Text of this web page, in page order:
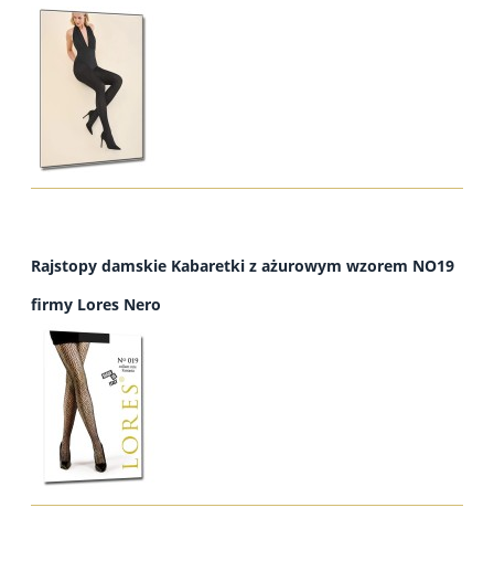
Rajstopy damskie Kabaretki z ażurowym wzorem NO19
firmy Lores Nero